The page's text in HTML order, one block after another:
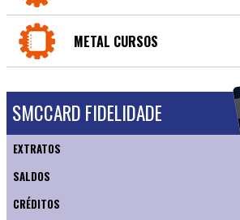
METAL CURSOS
SMCCARD FIDELIDADE
EXTRATOS
SALDOS
CRÉDITOS